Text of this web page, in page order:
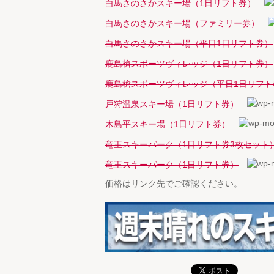
白馬さのさかスキー場（1日リフト券）
白馬さのさかスキー場（ファミリー券）
白馬さのさかスキー場（平日1日リフト券）
鹿島槍スポーツヴィレッジ（1日リフト券）
鹿島槍スポーツヴィレッジ（平日1日リフ
戸狩温泉スキー場（1日リフト券）
木島平スキー場（1日リフト券）
竜王スキーパーク（1日リフト券3枚セット
竜王スキーパーク（1日リフト券）
価格はリンク先でご確認ください。